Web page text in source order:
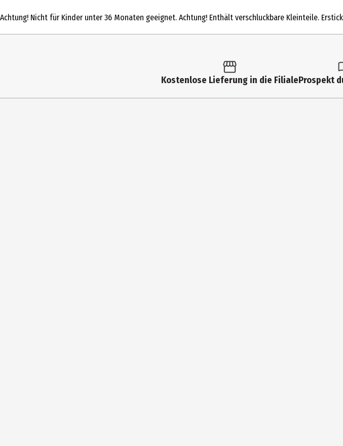
Games Workshop EU Espana, SLU
Achtung! Nicht für Kinder unter 36 Monaten geeignet. Achtung! Enthält verschluckbare Kleinteile.
Kostenlose Lieferung in die FilialeProspekt